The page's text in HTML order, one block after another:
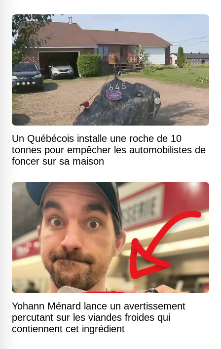
Un Québécois installe une roche de 10
tonnes pour empêcher les automobilistes de
foncer sur sa maison
Yohann Ménard lance un avertissement
percutant sur les viandes froides qui
contiennent cet ingrédient